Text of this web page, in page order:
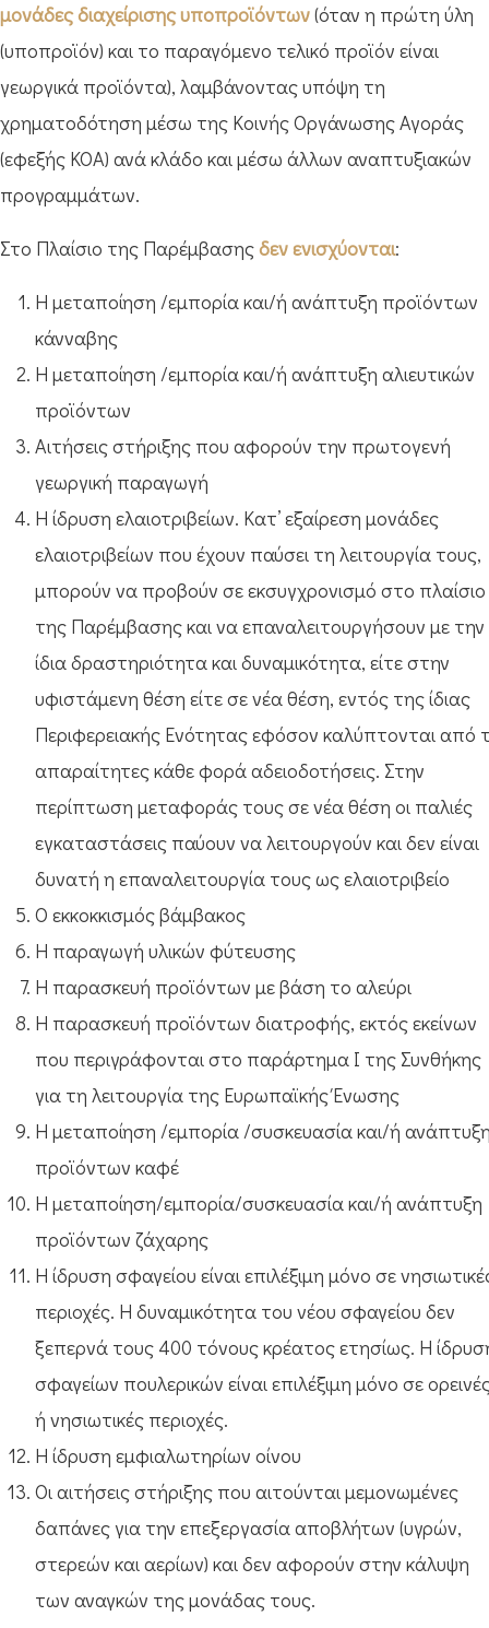
μονάδες διαχείρισης υποπροϊόντων(όταν η πρώτη ύλη
(υποπροϊόν) και το παραγόμενο τελικό προϊόν είναι
γεωργικά προϊόντα), λαμβάνοντας υπόψη τη
χρηματοδότηση μέσω της Κοινής Οργάνωσης Αγοράς
(εφεξής ΚΟΑ) ανά κλάδο και μέσω άλλων αναπτυξιακών
προγραμμάτων.
Στο Πλαίσιο της Παρέμβασηςδεν ενισχύονται:
Η μεταποίηση /εμπορία και/ή ανάπτυξη προϊόντων
κάνναβης
Η μεταποίηση /εμπορία και/ή ανάπτυξη αλιευτικών
προϊόντων
Αιτήσεις στήριξης που αφορούν την πρωτογενή
γεωργική παραγωγή
Η ίδρυση ελαιοτριβείων. Κατ’ εξαίρεση μονάδες
ελαιοτριβείων που έχουν παύσει τη λειτουργία τους,
μπορούν να προβούν σε εκσυγχρονισμό στο πλαίσιο
της Παρέμβασης και να επαναλειτουργήσουν με την
ίδια δραστηριότητα και δυναμικότητα, είτε στην
υφιστάμενη θέση είτε σε νέα θέση, εντός της ίδιας
Περιφερειακής Ενότητας εφόσον καλύπτονται από
απαραίτητες κάθε φορά αδειοδοτήσεις. Στην
περίπτωση μεταφοράς τους σε νέα θέση οι παλιές
εγκαταστάσεις παύουν να λειτουργούν και δεν είναι
δυνατή η επαναλειτουργία τους ως ελαιοτριβείο
Ο εκκοκκισμός βάμβακος
Η παραγωγή υλικών φύτευσης
Η παρασκευή προϊόντων με βάση το αλεύρι
Η παρασκευή προϊόντων διατροφής, εκτός εκείνων
που περιγράφονται στο παράρτημα Ι της Συνθήκης
για τη λειτουργία της Ευρωπαϊκής Ένωσης
Η μεταποίηση /εμπορία /συσκευασία και/ή
προϊόντων καφέ
Η μεταποίηση/εμπορία/συσκευασία και/ή ανάπτυξη
προϊόντων ζάχαρης
Η ίδρυση σφαγείου είναι επιλέξιμη μόνο σε
περιοχές. Η δυναμικότητα του νέου σφαγείου δεν
ξεπερνά τους 400 τόνους κρέατος ετησίως. Η
σφαγείων πουλερικών είναι επιλέξιμη μόνο σε
ή νησιωτικές περιοχές.
Η ίδρυση εμφιαλωτηρίων οίνου
Οι αιτήσεις στήριξης που αιτούνται μεμονωμένες
δαπάνες για την επεξεργασία αποβλήτων (υγρών,
στερεών και αερίων) και δεν αφορούν στην κάλυψη
των αναγκών της μονάδας τους.